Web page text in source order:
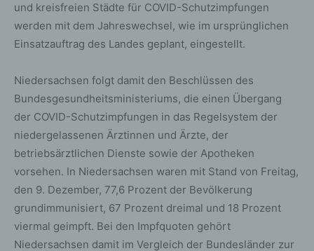
und kreisfreien Städte für COVID-Schutzimpfungen
werden mit dem Jahreswechsel, wie im ursprünglichen
Einsatzauftrag des Landes geplant, eingestellt.
Niedersachsen folgt damit den Beschlüssen des
Bundesgesundheitsministeriums, die einen Übergang
der COVID-Schutzimpfungen in das Regelsystem der
niedergelassenen Ärztinnen und Ärzte, der
betriebsärztlichen Dienste sowie der Apotheken
vorsehen. In Niedersachsen waren mit Stand von Freitag,
den 9. Dezember, 77,6 Prozent der Bevölkerung
grundimmunisiert, 67 Prozent dreimal und 18 Prozent
viermal geimpft. Bei den Impfquoten gehört
Niedersachsen damit im Vergleich der Bundesländer zur